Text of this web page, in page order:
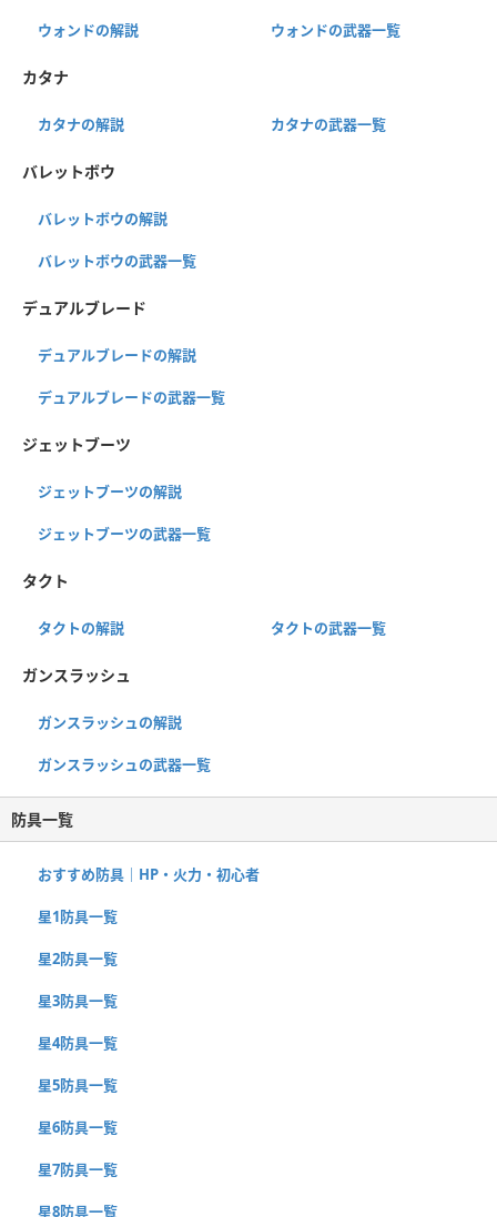
ウォンドの解説 ウォンドの武器一覧
カタナ
カタナの解説 カタナの武器一覧
バレットボウ
バレットボウの解説
バレットボウの武器一覧
デュアルブレード
デュアルブレードの解説
デュアルブレードの武器一覧
ジェットブーツ
ジェットブーツの解説
ジェットブーツの武器一覧
タクト
タクトの解説 タクトの武器一覧
ガンスラッシュ
ガンスラッシュの解説
ガンスラッシュの武器一覧
防具一覧
おすすめ防具｜HP・火力・初心者
星1防具一覧
星2防具一覧
星3防具一覧
星4防具一覧
星5防具一覧
星6防具一覧
星7防具一覧
星8防具一覧